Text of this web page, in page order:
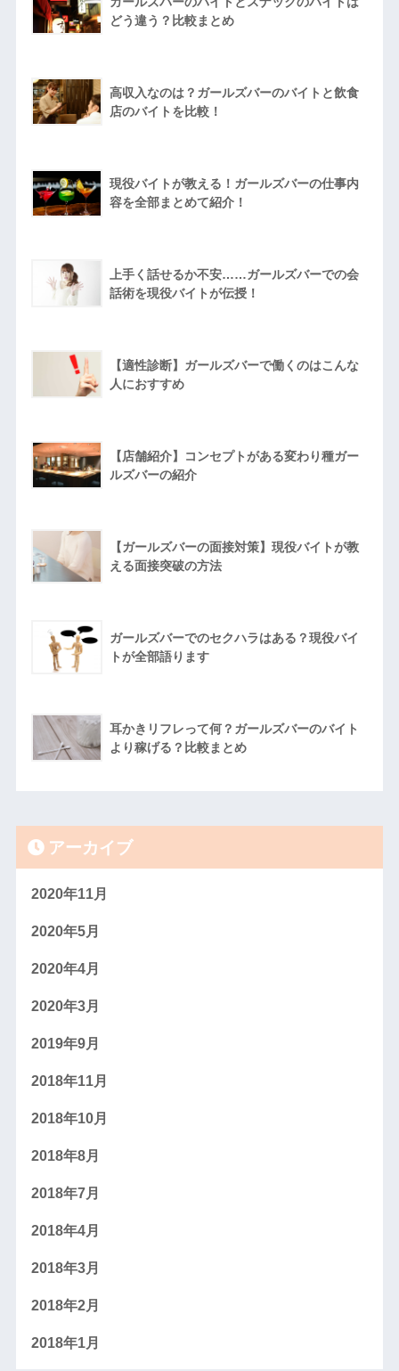
どう違う？比較まとめ
高収入なのは？ガールズバーのバイトと飲食
店のバイトを比較！
現役バイトが教える！ガールズバーの仕事内
容を全部まとめて紹介！
上手く話せるか不安……ガールズバーでの会
話術を現役バイトが伝授！
【適性診断】ガールズバーで働くのはこんな
人におすすめ
【店舗紹介】コンセプトがある変わり種ガー
ルズバーの紹介
【ガールズバーの面接対策】現役バイトが教
える面接突破の方法
ガールズバーでのセクハラはある？現役バイ
トが全部語ります
耳かきリフレって何？ガールズバーのバイト
より稼げる？比較まとめ
アーカイブ
2020年11月
2020年5月
2020年4月
2020年3月
2019年9月
2018年11月
2018年10月
2018年8月
2018年7月
2018年4月
2018年3月
2018年2月
2018年1月